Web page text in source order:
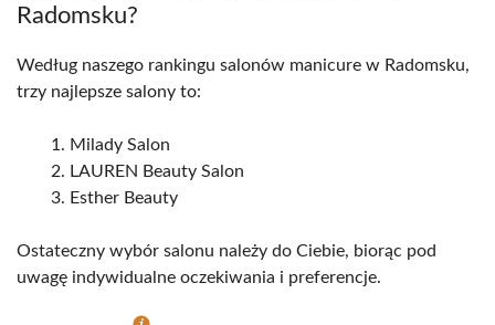
Radomsku?
Według naszego rankingu salonów manicure w Radomsku,
trzy najlepsze salony to:
Milady Salon
LAUREN Beauty Salon
Esther Beauty
Ostateczny wybór salonu należy do Ciebie, biorąc pod
uwagę indywidualne oczekiwania i preferencje.